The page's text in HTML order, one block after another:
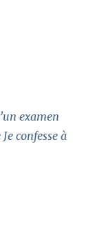
examen
confesse à